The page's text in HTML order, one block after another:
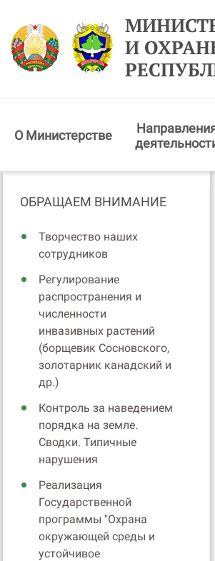
И
О Министерстве
ОБРАЩАЕМ ВНИМАНИЕ
Творчество наших
сотрудников
Регулирование
распространения и
численности
инвазивных растений
(борщевик Сосновского,
золотарник канадский и
др.)
Контроль за наведением
порядка на земле.
Сводки. Типичные
нарушения
Реализация
Государственной
программы "Охрана
окружающей среды и
устойчивое